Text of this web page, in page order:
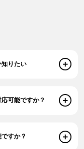
りたい
可能ですか？
すか？